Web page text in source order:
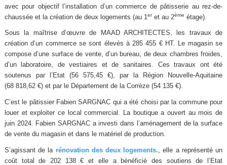
avec pour objectif l’installation d’un commerce de pâtisserie au rez-de-
chaussée et la création de deux logements (au 1eret au 2ème étage).
Sous la maîtrise d’œuvre de MAAD ARCHITECTES, les travaux de
création d’un commerce se sont élevés à 285 455 € HT. Le magasin se
compose d’une surface de vente, d’un bureau, de deux chambres froides,
d’un laboratoire, de vestiaires et de sanitaires. Ces travaux ont été
soutenus par l’Etat (56 575,45 €), par la Région Nouvelle-Aquitaine
(68 818,62 €) et par le Département de la Corrèze (54 135 €).
C’est le pâtissier Fabien SARGNAC qui a été choisi par la commune pour
louer et exploiter ce local commercial. La boutique a ouvert au mois de
juin 2024. Fabien SARGNAC a investi dans l’aménagement de la surface
de vente du magasin et dans le matériel de production.
S’agissant de la rénovation des deux logements. , elle a représenté un
coût total de 202 138 € et elle a bénéficié des soutiens de l’Etat